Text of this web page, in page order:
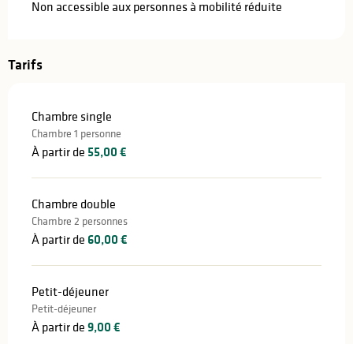
Non accessible aux personnes à mobilité réduite
Tarifs
Chambre single
Chambre 1 personne
À partir de 55,00 €
Chambre double
Chambre 2 personnes
À partir de 60,00 €
Petit-déjeuner
Petit-déjeuner
À partir de 9,00 €